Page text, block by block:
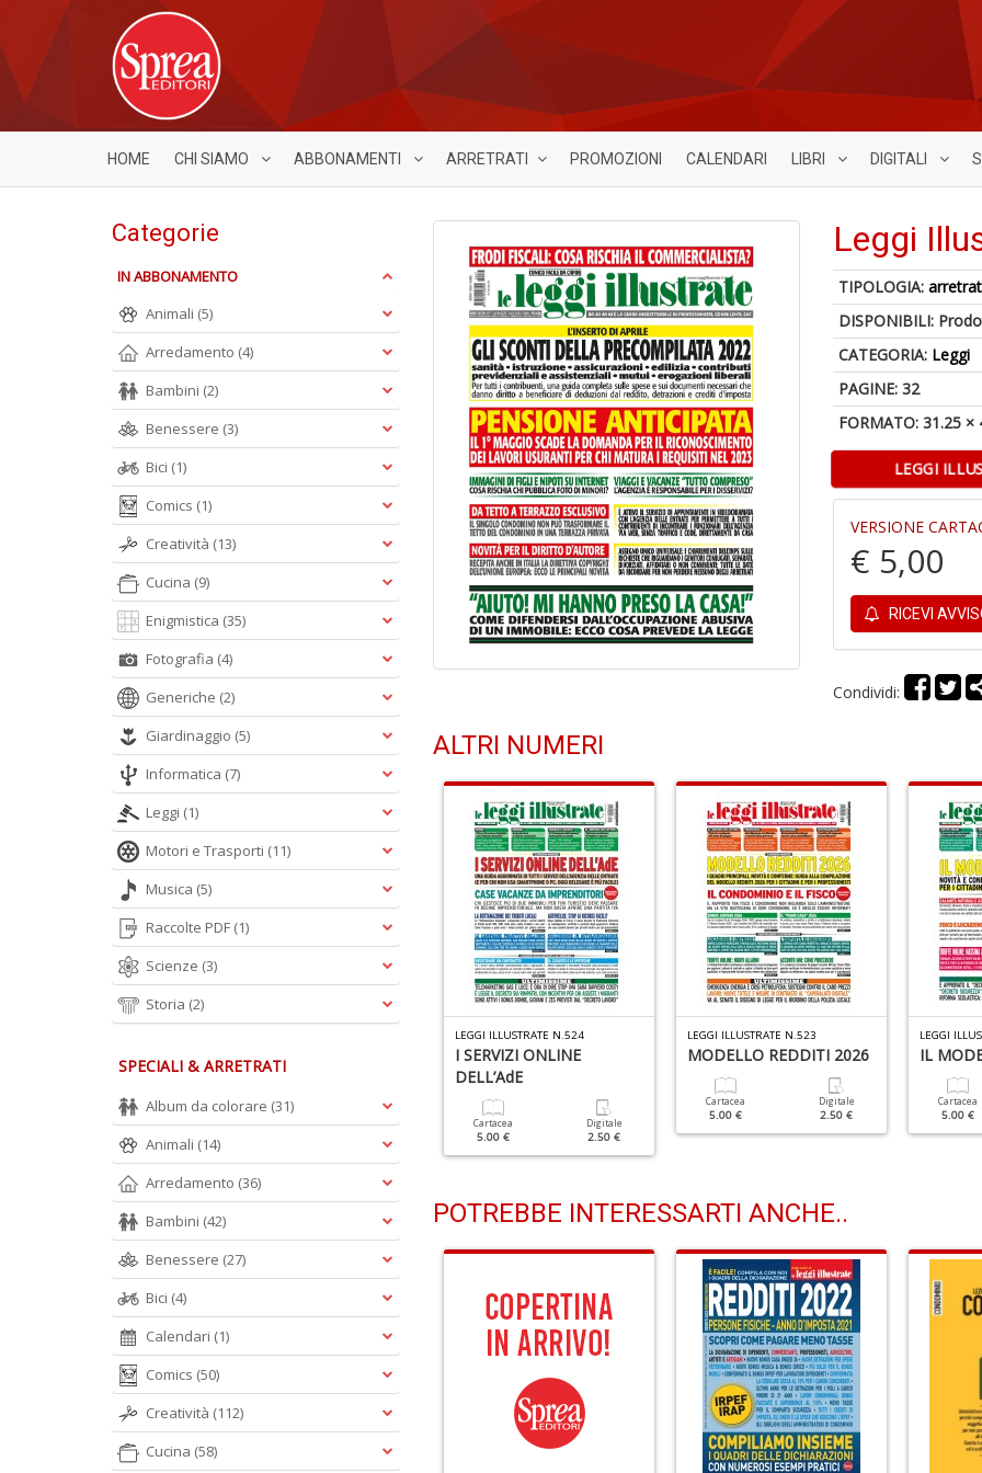
HOME CHI SIAMO ABBONAMENTI ARRETRATI PROMOZIONI CALENDARI LIBRI DIGITALI
Leggi
TIPOLOGIA:
DISPONIBILI:
CATEGORIA: Leggi
PAGINE: 32
FORMATO: 31.25 ×
LEGGI
VERSIONE
€ 5,00
RICEVI
Condividi:
ALTRI NUMERI
Digitale
2.50 €
Come Pagare Meno
Tasse
Cartacea Digitale
LEGGI ILLUSTRATE N.524
I SERVIZI ONLINE
DELL’AdE
Cartacea
5.00 €
Digitale
2.50 €
LEGGI ILLUSTRATE N.523
MODELLO REDDITI 2026
Cartacea
5.00 €
Digitale
2.50 €
LEGGI
IL
Cartacea
5.00 €
POTREBBE INTERESSARTI ANCHE..
Categorie
IN ABBONAMENTO
Animali (5)
Arredamento (4)
Bambini (2)
Benessere (3)
Bici (1)
Comics (1)
Creatività (13)
Cucina (9)
Enigmistica (35)
Fotografia (4)
Generiche (2)
Giardinaggio (5)
Informatica (7)
Leggi (1)
Motori e Trasporti (11)
Musica (5)
Raccolte PDF (1)
Scienze (3)
Storia (2)
SPECIALI & ARRETRATI
Album da colorare (31)
Animali (14)
Arredamento (36)
Bambini (42)
Benessere (27)
Bici (4)
Calendari (1)
Comics (50)
Creatività (112)
Cucina (58)